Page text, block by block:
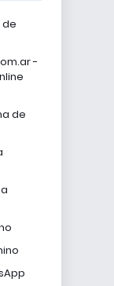
de
-
de